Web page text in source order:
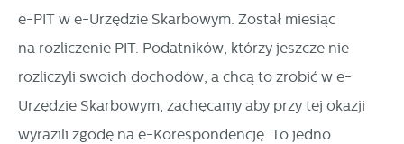
e-PIT w e-Urzędzie Skarbowym. Został miesiąc
na rozliczenie PIT. Podatników, którzy jeszcze nie
rozliczyli swoich dochodów, a chcą to zrobić w e-
Urzędzie Skarbowym, zachęcamy aby przy tej okazji
wyrazili zgodę na e-Korespondencję. To jedno